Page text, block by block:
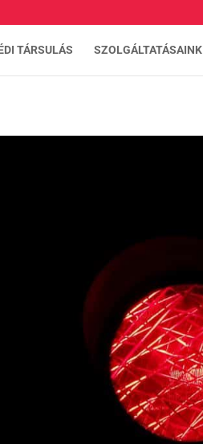
TÁRSULÁS SZOLGÁLTATÁSAINK